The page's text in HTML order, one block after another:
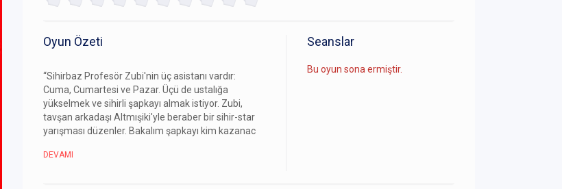
Oyun Özeti
“Sihirbaz Profesör Zubi'nin üç asistanı vardır:
Cuma, Cumartesi ve Pazar. Üçü de ustalığa
yükselmek ve sihirli şapkayı almak istiyor. Zubi,
tavşan arkadaşı Altmışiki'yle beraber bir sihir-star
yarışması düzenler. Bakalım şapkayı kim kazanac
DEVAMI
Seanslar
Bu oyun sona ermiştir.